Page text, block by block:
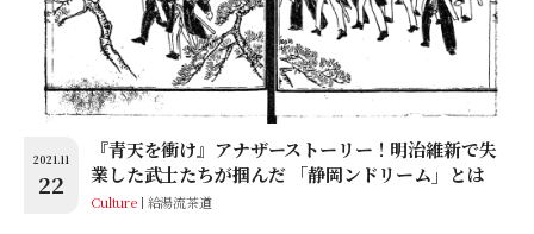
2021.11
22
『青天を衝け』アナザーストーリー！明治維新で失
業した武士たちが掴んだ 「静岡ンドリーム」とは
Culture 給湯流茶道